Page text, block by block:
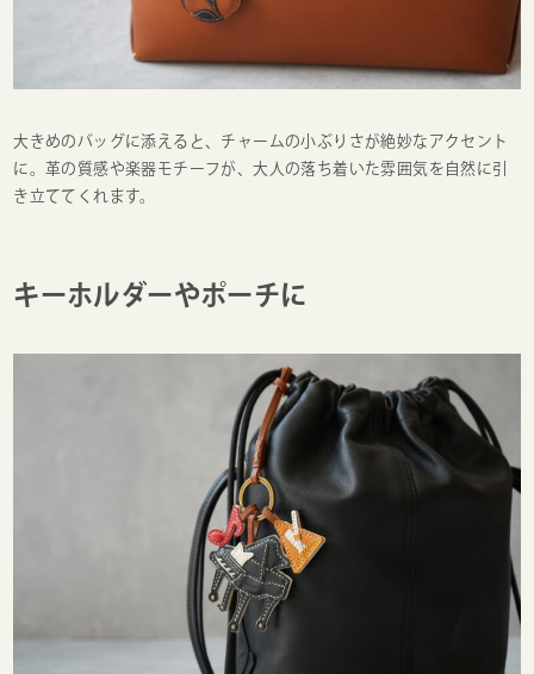
大きめのバッグに添えると、チャームの小ぶりさが絶妙なアクセント
に。革の質感や楽器モチーフが、大人の落ち着いた雰囲気を自然に引
き立ててくれます。
キーホルダーやポーチに